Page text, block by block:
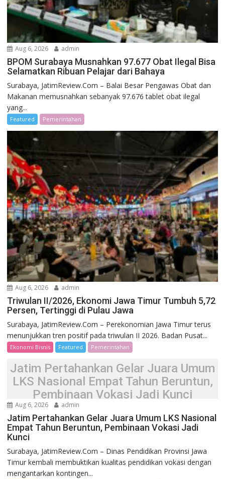
Aug 6, 2026 admin
BPOM Surabaya Musnahkan 97.677 Obat Ilegal Bisa
Selamatkan Ribuan Pelajar dari Bahaya
Surabaya, JatimReview.Com – Balai Besar Pengawas Obat dan
Makanan memusnahkan sebanyak 97.676 tablet obat ilegal
yang...
Featured Pemerintahan
Aug 6, 2026 admin
Triwulan II/2026, Ekonomi Jawa Timur Tumbuh 5,72
Persen, Tertinggi di Pulau Jawa
Surabaya, JatimReview.Com – Perekonomian Jawa Timur terus
menunjukkan tren positif pada triwulan II 2026. Badan Pusat...
Ekonomi Bisnis Featured Pemerintahan
Jatim Pertahankan Gelar Juara Umum
LKS Nasional Empat Tahun Beruntun,
Pembinaan Vokasi Jadi Kunci
Aug 6, 2026 admin
Jatim Pertahankan Gelar Juara Umum LKS Nasional
Empat Tahun Beruntun, Pembinaan Vokasi Jadi
Kunci
Surabaya, JatimReview.Com – Dinas Pendidikan Provinsi Jawa
Timur kembali membuktikan kualitas pendidikan vokasi dengan
mengantarkan kontingen...